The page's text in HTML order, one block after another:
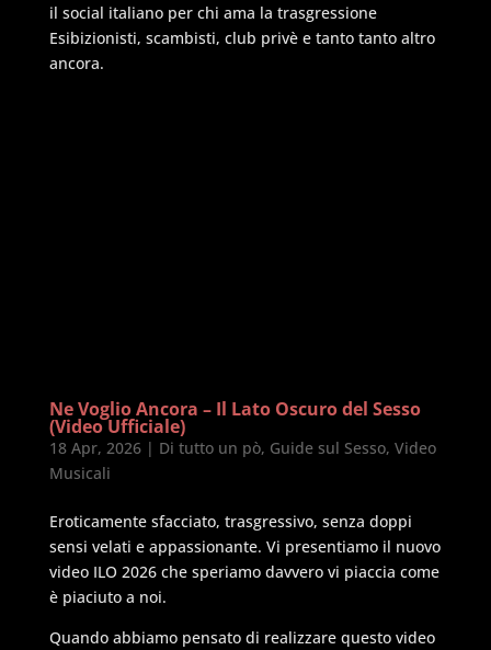
il social italiano per chi ama la trasgressione
Esibizionisti, scambisti, club privè e tanto tanto altro
ancora.
Ne Voglio Ancora – Il Lato Oscuro del Sesso
(Video Ufficiale)
18 Apr, 2026| Di tutto un pò, Guide sul Sesso, Video
Musicali
Eroticamente sfacciato, trasgressivo, senza doppi
sensi velati e appassionante. Vi presentiamo il nuovo
video ILO 2026 che speriamo davvero vi piaccia come
è piaciuto a noi.
Quando abbiamo pensato di realizzare questo video